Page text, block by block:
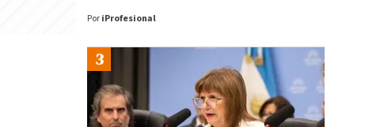
Por iProfesional